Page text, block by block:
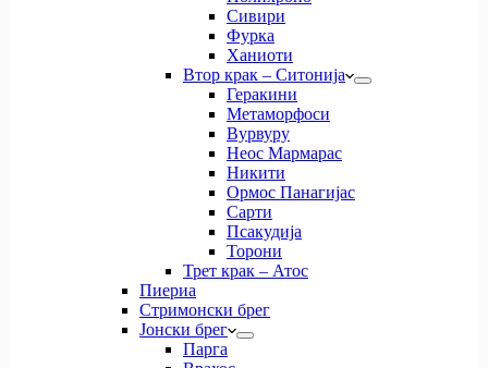
Сивири
Фурка
Ханиоти
Втор крак – Ситонија
Геракини
Метаморфоси
Вурвуру
Неос Мармарас
Никити
Ормос Панагијас
Сарти
Псакудија
Торони
Трет крак – Атос
Пиериа
Стримонски брег
Јонски брег
Парга